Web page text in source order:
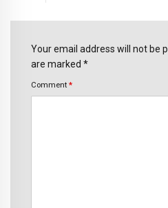
Your email address will not be
are marked *
Comment *